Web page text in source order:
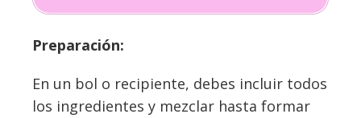
Preparación:
En un bol o recipiente, debes incluir todos
los ingredientes y mezclar hasta formar